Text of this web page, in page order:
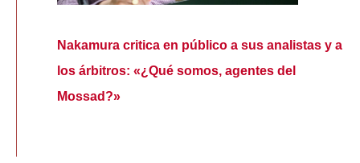
Nakamura critica en público a sus analistas y a
los árbitros: «¿Qué somos, agentes del
Mossad?»